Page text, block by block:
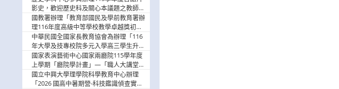
影史，歡迎歷史科及關心本議題之教師踴
躍報名參加
國教署辦理「教育部國民及學前教育署辦
理116年度高級中等學校教學卓越獎初選
實施計畫」，鼓勵教師踴躍報名
中華民國全國家長教育協會為辦理「116
年大學及技專校院多元入學高三學生升學
輔導家長說明會」
國家表演藝術中心國家兩廳院115學年度
上學期「廳院學計畫」—「職人大講堂」
及「一日體驗課程」，鼓勵踴躍報名參
與。
國立中興大學理學院科學教育中心辦理
「2026 國高中暑期營-科技鑑識偵查實戰